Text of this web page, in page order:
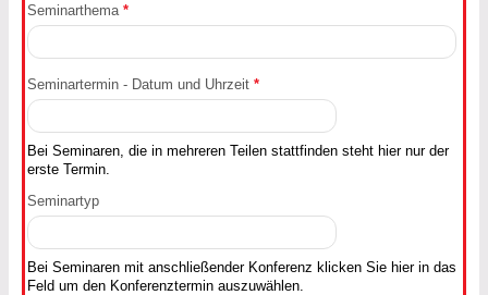
Seminarthema *
Seminartermin - Datum und Uhrzeit *
Bei Seminaren, die in mehreren Teilen stattfinden steht hier nur der
erste Termin.
Seminartyp
Bei Seminaren mit anschließender Konferenz klicken Sie hier in das
Feld um den Konferenztermin auszuwählen.